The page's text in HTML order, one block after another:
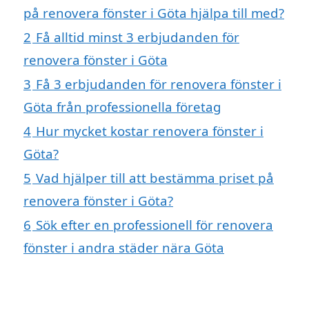
på renovera fönster i Göta hjälpa till med?
2 Få alltid minst 3 erbjudanden för
renovera fönster i Göta
3 Få 3 erbjudanden för renovera fönster i
Göta från professionella företag
4 Hur mycket kostar renovera fönster i
Göta?
5 Vad hjälper till att bestämma priset på
renovera fönster i Göta?
6 Sök efter en professionell för renovera
fönster i andra städer nära Göta